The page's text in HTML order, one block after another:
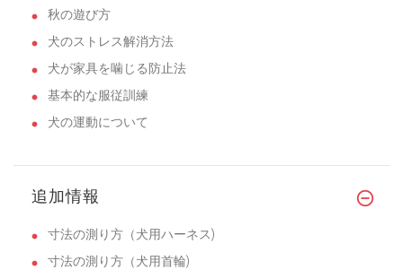
秋の遊び方
犬のストレス解消方法
犬が家具を噛じる防止法
基本的な服従訓練
犬の運動について
追加情報
寸法の測り方（犬用ハーネス)
寸法の測り方（犬用首輪)